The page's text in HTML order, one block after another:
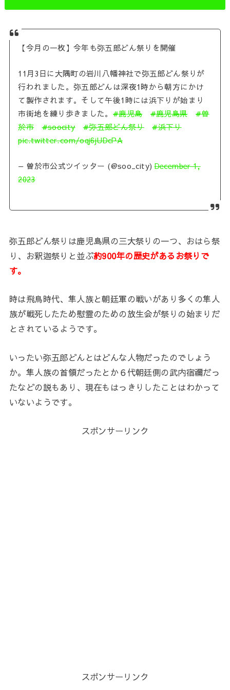
【今月の一枚】今年も弥五郎どん祭りを開催
11月3日に大隅町の岩川八幡神社で弥五郎どん祭りが
行われました。弥五郎どんは深夜1時から朝方にかけ
て製作されます。そして午後1時には浜下りが始まり
市街地を練り歩きました。#鹿児島 #鹿児島県
#曽
於市
#soocity #弥五郎どん祭り
#浜下り
pic.twitter.com/oqj6jUDcPA
— 曽於市公式ツイッター (@soo_city)December 1,
2023
弥五郎どん祭りは鹿児島県の三大祭りの一つ、おはら祭
り、お釈迦祭りと並ぶ約900年の歴史があるお祭りで
す。
時は飛鳥時代、隼人族と朝廷軍の戦いがあり多くの隼人
族が戦死したため慰霊のための放生会が祭りの始まりだ
とされているようです。
いったい弥五郎どんとはどんな人物だったのでしょう
か。隼人族の首領だったとか６代朝廷側の武内宿禰だっ
たなどの説もあり、現在もはっきりしたことはわかって
いないようです。
スポンサーリンク
スポンサーリンク